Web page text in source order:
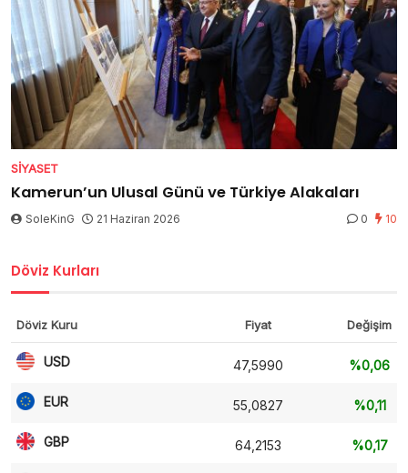
SIYASET
Kamerun’un Ulusal Günü ve Türkiye Alakaları
SoleKinG 21 Haziran 2026 0 10
Döviz Kurları
Döviz Kuru Fiyat Değişim
USD 47,5990 %0,06
EUR 55,0827 %0,11
GBP 64,2153 %0,17